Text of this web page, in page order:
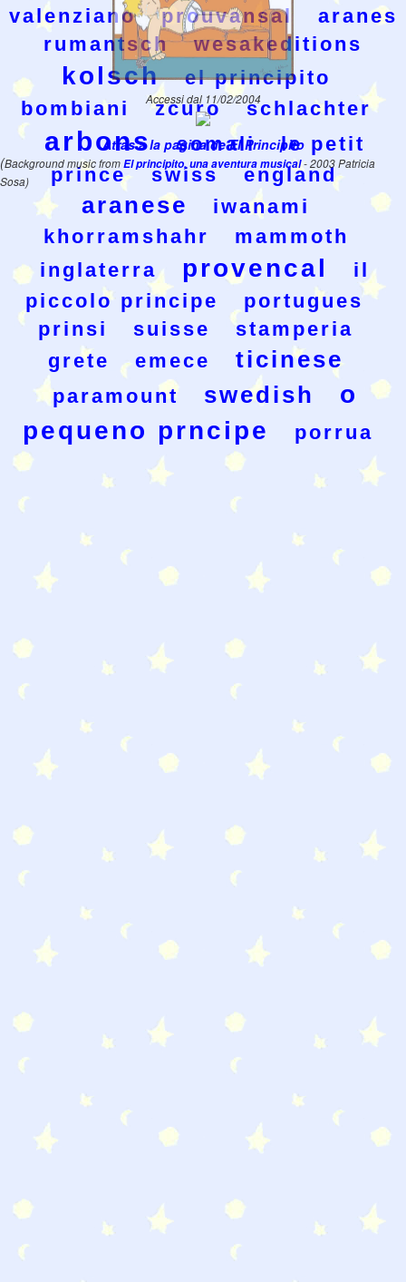
valenziano prouvansal
aranes
rumantsch
wesakeditions
kolsch
el principito
bombiani
zcuro schlachter
arbons somali
le petit
prince
swiss england
aranese
iwanami
khorramshahr
mammoth
inglaterra
provencal
il
piccolo principe
portugues
prinsi
suisse
stamperia
grete
emece ticinese
paramount swedish
o
pequeno prncipe
porrua
Accessi dal 11/02/2004
Atras a la pagina de El Principito
(Background music fromEl principito, una aventura musical- 2003 Patricia
Sosa)